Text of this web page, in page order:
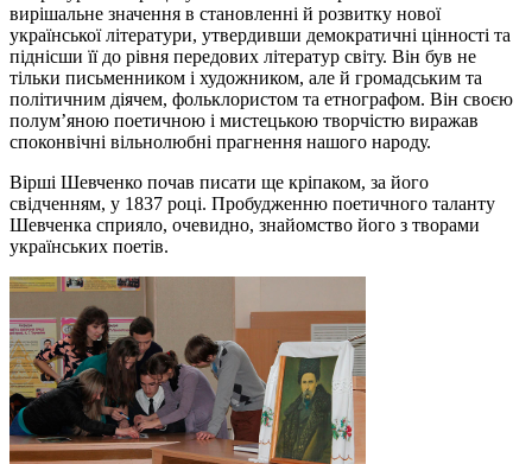
вирішальне значення в становленні й розвитку нової
української літератури, утвердивши демократичні цінності та
піднісши її до рівня передових літератур світу. Він був не
тільки письменником і художником, але й громадським та
політичним діячем, фольклористом та етнографом. Він своєю
полум’яною поетичною і мистецькою творчістю виражав
споконвічні вільнолюбні прагнення нашого народу.
Вірші Шевченко почав писати ще кріпаком, за його
свідченням, у 1837 році. Пробудженню поетичного таланту
Шевченка сприяло, очевидно, знайомство його з творами
українських поетів.